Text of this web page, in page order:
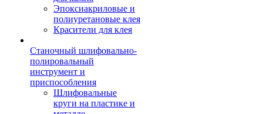
Эпоксиакриловые и
полиуретановые клея
Красители для клея
Станочный шлифовально-
полировальный
инструмент и
приспособления
Шлифовальные
круги на пластике и